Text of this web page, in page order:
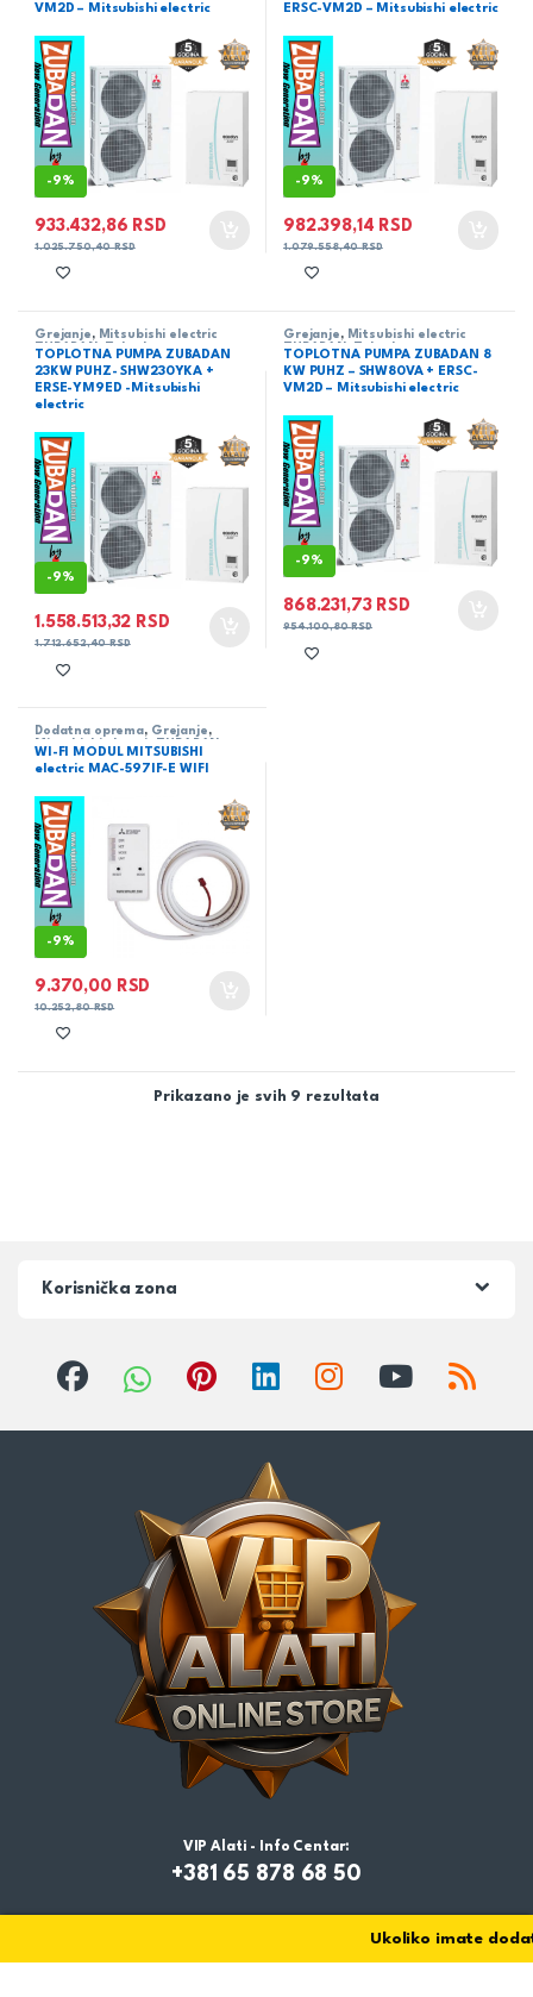
VM2D – Mitsubishi electric
-9%
933.432,86 RSD
1.025.750,40RSD
ERSC-VM2D – Mitsubishi electric
-9%
982.398,14 RSD
1.079.558,40RSD
Grejanje , Mitsubishi electric
ZUBADAN , Zubadan
TOPLOTNA PUMPA ZUBADAN
23KW PUHZ- SHW230YKA +
ERSE-YM9ED -Mitsubishi
electric
-9%
1.558.513,32 RSD
1.712.652,40RSD
Grejanje , Mitsubishi electric
ZUBADAN , Zubadan
TOPLOTNA PUMPA ZUBADAN 8
KW PUHZ – SHW80VA + ERSC-
VM2D – Mitsubishi electric
-9%
868.231,73 RSD
954.100,80RSD
Dodatna oprema, Grejanje ,
Mitsubishi electric ZUBADAN
Toplotne pumpe
WI-FI MODUL MITSUBISHI
electric MAC-597IF-E WIFI
-9%
9.370,00 RSD
10.252,80RSD
Prikazano je svih 9 rezultata
Korisnička zona
VIP Alati - Info Centar:
+381 65 878 68 50
Ukoliko imate